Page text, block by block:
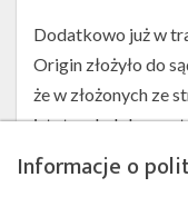
Dodatkowo już w
Origin złożyło do
że w złożonych ze
istotnych
wiadomości e-mail
SpaceX z
Informacje o